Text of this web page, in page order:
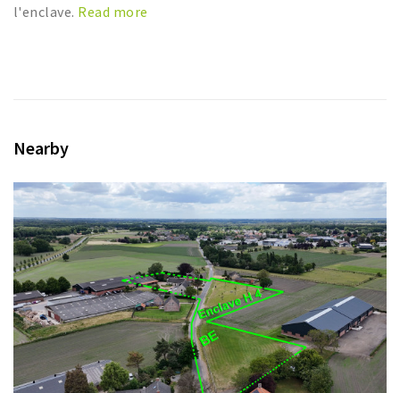
Éxpercience
Marche et randonnées
Nature
Sign in
l'enclave. Read more
Nearby